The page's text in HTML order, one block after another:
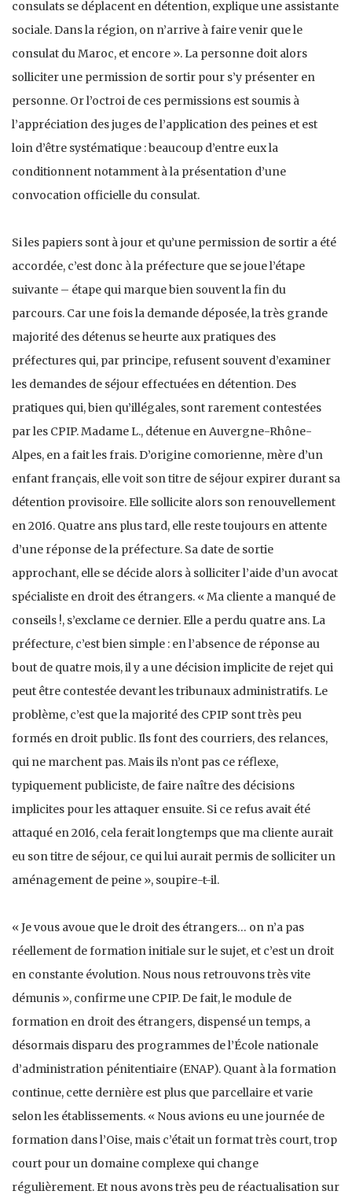
consulats se déplacent en détention, explique une assistante
sociale. Dans la région, on n’arrive à faire venir que le
consulat du Maroc, et encore ». La personne doit alors
solliciter une permission de sortir pour s’y présenter en
personne. Or l’octroi de ces permissions est soumis à
l’appréciation des juges de l’application des peines et est
loin d’être systématique : beaucoup d’entre eux la
conditionnent notamment à la présentation d’une
convocation officielle du consulat.
Si les papiers sont à jour et qu’une permission de sortir a été
accordée, c’est donc à la préfecture que se joue l’étape
suivante – étape qui marque bien souvent la fin du
parcours. Car une fois la demande déposée, la très grande
majorité des détenus se heurte aux pratiques des
préfectures qui, par principe, refusent souvent d’examiner
les demandes de séjour effectuées en détention. Des
pratiques qui, bien qu’illégales, sont rarement contestées
par les CPIP. Madame L., détenue en Auvergne-Rhône-
Alpes, en a fait les frais. D’origine comorienne, mère d’un
enfant français, elle voit son titre de séjour expirer durant sa
détention provisoire. Elle sollicite alors son renouvellement
en 2016. Quatre ans plus tard, elle reste toujours en attente
d’une réponse de la préfecture. Sa date de sortie
approchant, elle se décide alors à solliciter l’aide d’un avocat
spécialiste en droit des étrangers. « Ma cliente a manqué de
conseils !, s’exclame ce dernier. Elle a perdu quatre ans. La
préfecture, c’est bien simple : en l’absence de réponse au
bout de quatre mois, il y a une décision implicite de rejet qui
peut être contestée devant les tribunaux administratifs. Le
problème, c’est que la majorité des CPIP sont très peu
formés en droit public. Ils font des courriers, des relances,
qui ne marchent pas. Mais ils n’ont pas ce réflexe,
typiquement publiciste, de faire naître des décisions
implicites pour les attaquer ensuite. Si ce refus avait été
attaqué en 2016, cela ferait longtemps que ma cliente aurait
eu son titre de séjour, ce qui lui aurait permis de solliciter un
aménagement de peine », soupire-t-il.
« Je vous avoue que le droit des étrangers… on n’a pas
réellement de formation initiale sur le sujet, et c’est un droit
en constante évolution. Nous nous retrouvons très vite
démunis », confirme une CPIP. De fait, le module de
formation en droit des étrangers, dispensé un temps, a
désormais disparu des programmes de l’École nationale
d’administration pénitentiaire (ENAP). Quant à la formation
continue, cette dernière est plus que parcellaire et varie
selon les établissements. « Nous avions eu une journée de
formation dans l’Oise, mais c’était un format très court, trop
court pour un domaine complexe qui change
régulièrement. Et nous avons très peu de réactualisation sur